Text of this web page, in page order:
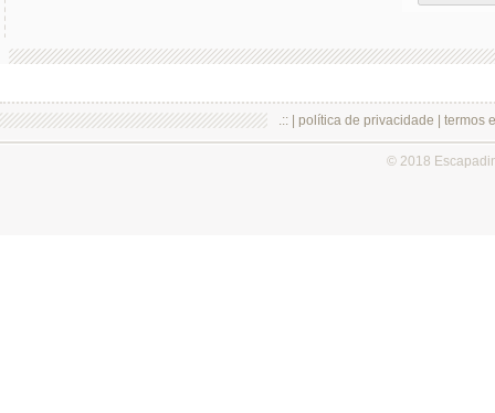
.:: | política de privacidade termos
© 2018